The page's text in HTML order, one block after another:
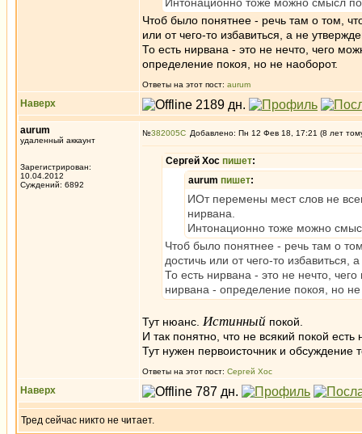
Чтоб было понятнее - речь там о том,
или от чего-то избавиться, а не
То есть нирвана - это не нечто, чего
определение покоя, но не наоборот.
Ответы на этот пост: aurum
Наверх
aurum
удаленный аккаунт
Зарегистрирован:
10.04.2012
Суждений: 6892
№382005 Добавлено: Пн 12 Фев 18, 17:21 (8 лет
Сергей Хос пишет:
aurum пишет:
ИОт перемены мест слов не
нирвана.
Интонационно тоже можно
Чтоб было понятнее - речь там о
достичь или от чего-то избавиться,
То есть нирвана - это не нечто,
нирвана - определение покоя, но не
Тут нюанс. Истинный покой.
И так понятно, что не всякий покой есть
Тут нужен первоисточник и обсуждение
Ответы на этот пост: Сергей Хос
Наверх
Тред сейчас никто не читает.